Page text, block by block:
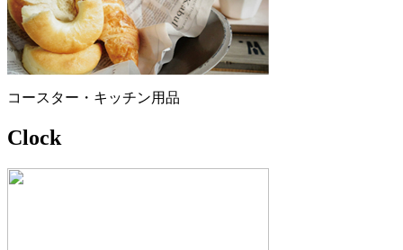
コースター・キッチン用品
Clock